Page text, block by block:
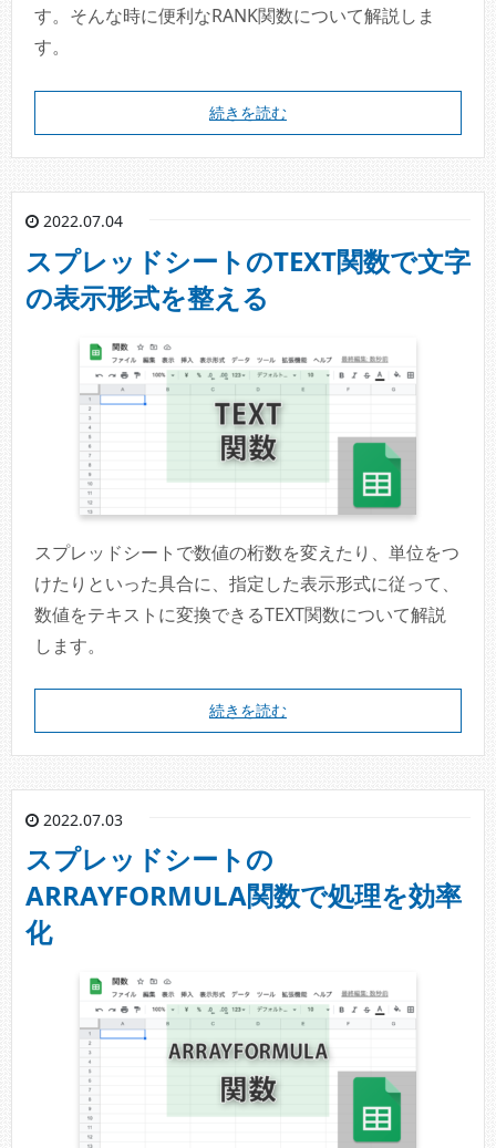
す。そんな時に便利なRANK関数について解説しま
す。
続きを読む
2022.07.04
スプレッドシートのTEXT関数で文字
の表示形式を整える
スプレッドシートで数値の桁数を変えたり、単位をつ
けたりといった具合に、指定した表示形式に従って、
数値をテキストに変換できるTEXT関数について解説
します。
続きを読む
2022.07.03
スプレッドシートの
ARRAYFORMULA関数で処理を効率
化